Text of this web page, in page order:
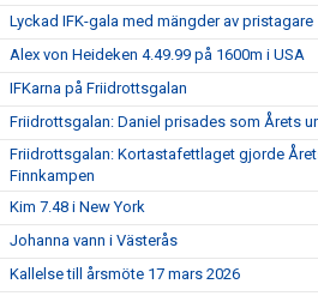
Lyckad IFK-gala med mängder av pristagare
Alex von Heideken 4.49.99 på 1600m i USA
IFKarna på Friidrottsgalan
Friidrottsgalan: Daniel prisades som Årets
Friidrottsgalan: Kortastafettlaget gjorde
Finnkampen
Kim 7.48 i New York
Johanna vann i Västerås
Kallelse till årsmöte 17 mars 2026